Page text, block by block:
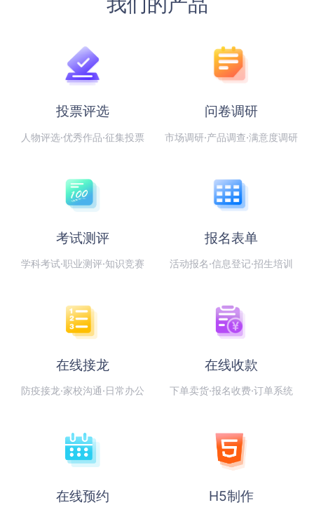
投票评选
人物评选·优秀作品·征集投票
问卷调研
市场调研·产品调查·满意度调研
考试测评
学科考试·职业测评·知识竞赛
报名表单
活动报名·信息登记·招生培训
在线接龙
防疫接龙·家校沟通·日常办公
在线收款
下单卖货·报名收费·订单系统
在线预约 H5制作